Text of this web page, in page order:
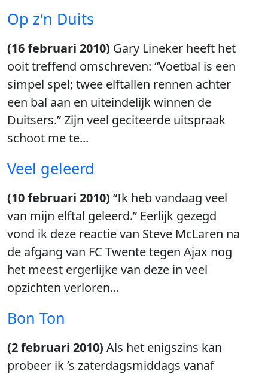
Op z'n Duits
(16 februari 2010) Gary Lineker heeft het
ooit treffend omschreven: “Voetbal is een
simpel spel; twee elftallen rennen achter
een bal aan en uiteindelijk winnen de
Duitsers.” Zijn veel geciteerde uitspraak
schoot me te...
Veel geleerd
(10 februari 2010) “Ik heb vandaag veel
van mijn elftal geleerd.” Eerlijk gezegd
vond ik deze reactie van Steve McLaren na
de afgang van FC Twente tegen Ajax nog
het meest ergerlijke van deze in veel
opzichten verloren...
Bon Ton
(2 februari 2010) Als het enigszins kan
probeer ik ’s zaterdagsmiddags vanaf